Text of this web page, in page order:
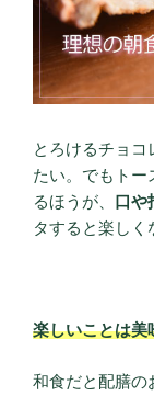
とろけるチョ
たい。でもトー
るほうが、 口や
タすると楽しく
楽しいことは美
和食だと配膳の